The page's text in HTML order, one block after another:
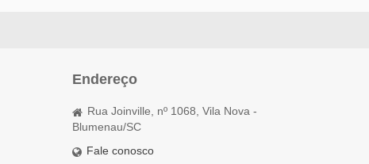
Endereço
Rua Joinville, nº 1068, Vila Nova -
Blumenau/SC
Fale conosco